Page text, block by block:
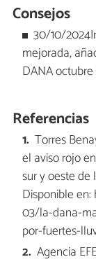
Consejos
30/10/
mejorada,
DANA
Referencias
Torres
el aviso rojo
sur y oeste de
Disponible
03/la-dana-
por-fuertes-
Agencia